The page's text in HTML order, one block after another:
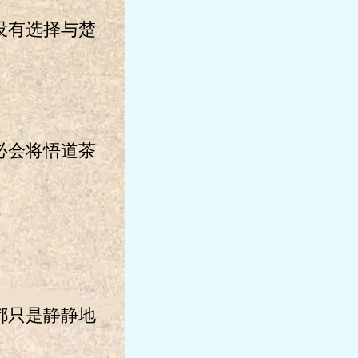
选择与楚
将悟道茶
是静静地